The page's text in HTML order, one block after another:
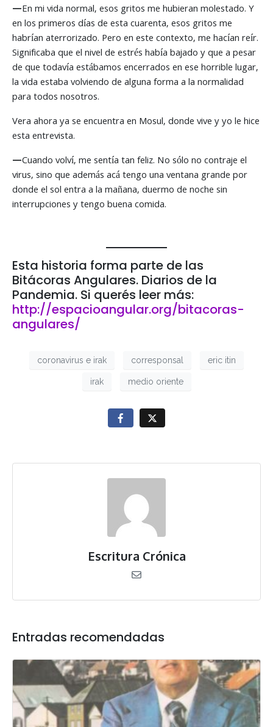
—En mi vida normal, esos gritos me hubieran molestado. Y
en los primeros días de esta cuarenta, esos gritos me
habrían aterrorizado. Pero en este contexto, me hacían reír.
Significaba que el nivel de estrés había bajado y que a pesar
de que todavía estábamos encerrados en ese horrible lugar,
la vida estaba volviendo de alguna forma a la normalidad
para todos nosotros.
Vera ahora ya se encuentra en Mosul, donde vive y yo le hice
esta entrevista.
—Cuando volví, me sentía tan feliz. No sólo no contraje el
virus, sino que además acá tengo una ventana grande por
donde el sol entra a la mañana, duermo de noche sin
interrupciones y tengo buena comida.
Esta historia forma parte de las
Bitácoras Angulares. Diarios de la
Pandemia. Si querés leer más:
http://espacioangular.org/bitacoras-
angulares/
coronavirus e irak corresponsal eric itin
irak medio oriente
Escritura Crónica
Entradas recomendadas